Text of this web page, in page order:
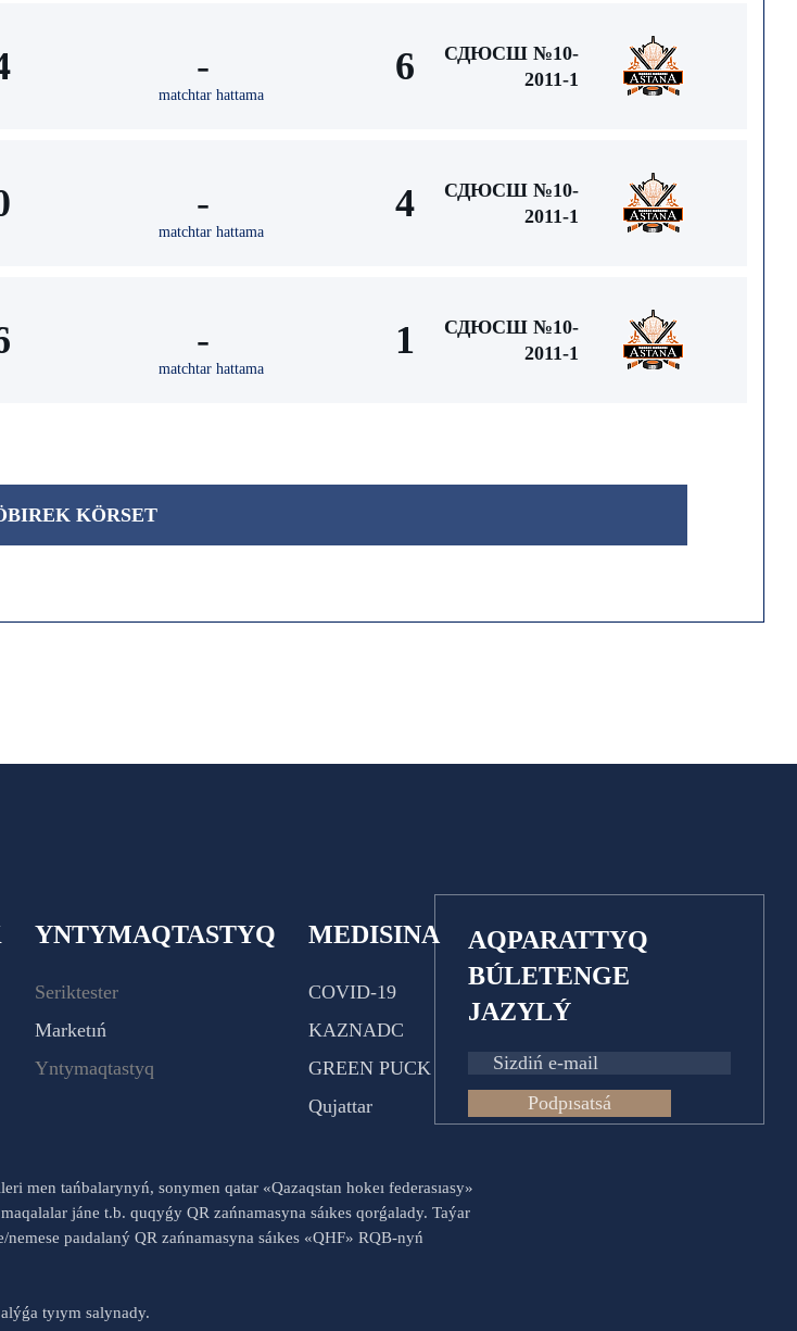
-
matchtar hattama
6
СДЮСШ №10-
2011-1
-
matchtar hattama
4
СДЮСШ №10-
2011-1
-
matchtar hattama
1
СДЮСШ №10-
2011-1
KÖRSET
YNTYMAQTASTYQ
Seriktester
Marketıń
Yntymaqtastyq
MEDISINA
COVID-19
KAZNADC
GREEN PUCK
Qujattar
AQPARATTYQ
BÚLETENGE
JAZYLÝ
Podpısatsá
men tańbalarynyń, sonymen qatar «Qazaqstan hokeı federasıasy»
jáne t.b. quqyǵy QR zańnamasyna sáıkes qorǵalady. Taýar
paıdalaný QR zańnamasyna sáıkes «QHF» RQB-nyń
tyıym salynady.